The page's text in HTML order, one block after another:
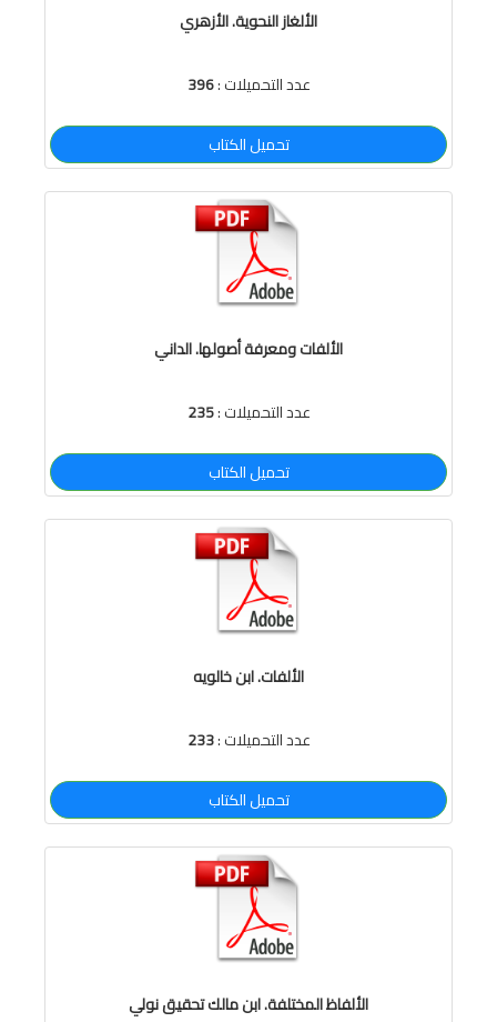
الألغاز النحوية. الأزهري
عدد التحميلات :396
تحميل الكتاب
الألفات ومعرفة أصولها. الداني
عدد التحميلات :235
تحميل الكتاب
الألفات. ابن خالويه
عدد التحميلات :233
تحميل الكتاب
الألفاظ المختلفة. ابن مالك تحقيق نولي